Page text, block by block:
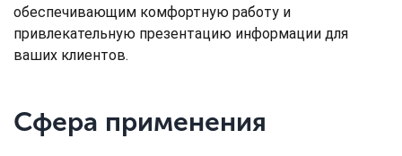
обеспечивающим комфортную работу и
привлекательную презентацию информации для
ваших клиентов.
Сфера применения